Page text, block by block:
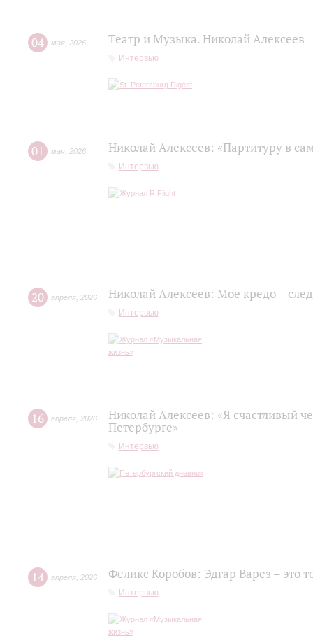
04 мая 2026 Театр и Музыка. Николай Алексеев
Интервью
01 мая 2026 Николай Алексеев: «Партитуру в
Интервью
20 апреля 2026 Николай Алексеев: Мое кредо –
Интервью
16 апреля 2026
Николай Алексеев: «Я счастливый
Петербурге»
Интервью
14 апреля 2026 Феликс Коробов: Эдгар Варез – это
Интервью